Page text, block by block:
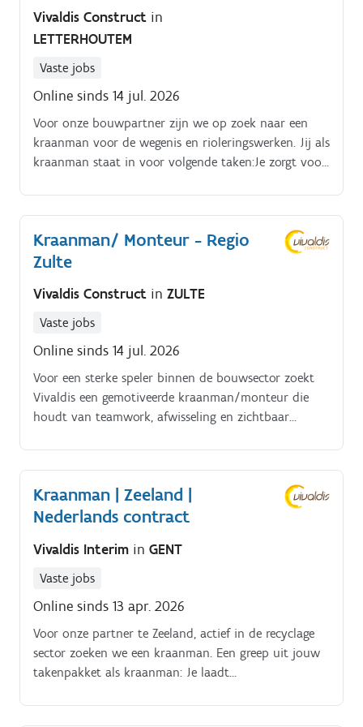
Vivaldis Construct in
LETTERHOUTEM
Vaste jobs
Online sinds 14 jul. 2026
Voor onze bouwpartner zijn we op zoek naar een
kraanman voor de wegenis en rioleringswerken. Jij als
kraanman staat in voor volgende taken:Je zorgt voor
grondwerken.
Kraanman/ Monteur - Regio
Zulte
Vivaldis Construct in ZULTE
Vaste jobs
Online sinds 14 jul. 2026
Voor een sterke speler binnen de bouwsector zoekt
Vivaldis een gemotiveerde kraanman/monteur die
houdt van teamwork, afwisseling en zichtbaar
Kraanman | Zeeland |
Nederlands contract
Vivaldis Interim in GENT
Vaste jobs
Online sinds 13 apr. 2026
Voor onze partner te Zeeland, actief in de recyclage
sector zoeken we een kraanman. Een greep uit jouw
takenpakket als kraanman: Je laadt
vermeld op de laadbon.